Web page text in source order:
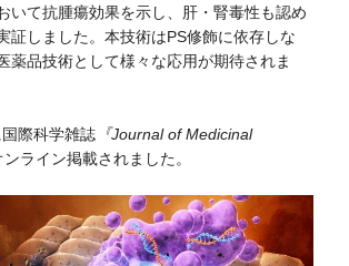
いて抗腫瘍効果を示し、肝・腎毒性も認め
証しました。本技術はPS修飾に依存しな
薬品技術として様々な応用が期待されま
際科学雑誌 『Journal of Medicinal
ンライン掲載されました。